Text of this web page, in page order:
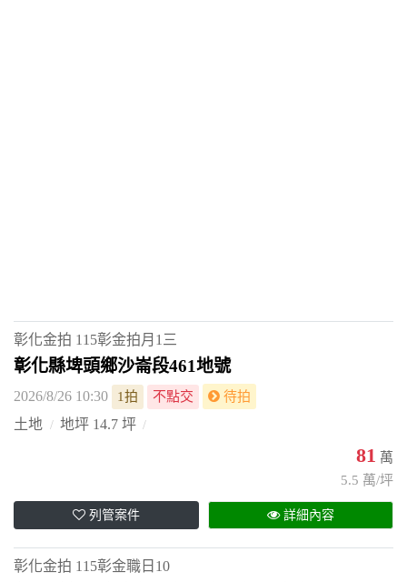
彰化金拍 115彰金拍月1三
彰化縣埤頭鄉沙崙段461地號
2026/8/26 10:30 1拍 不點交 待拍
土地 地坪 14.7 坪
81 萬
5.5 萬/坪
列管案件 詳細內容
彰化金拍 115彰金職日10